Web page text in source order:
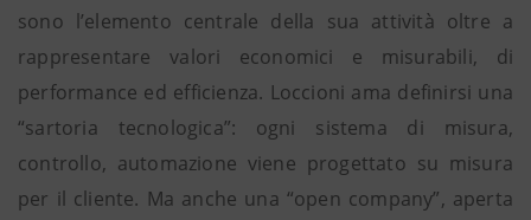
sono l’elemento centrale della sua attività oltre a
rappresentare valori economici e misurabili, di
performance ed efficienza. Loccioni ama definirsi una
“sartoria tecnologica”: ogni sistema di misura,
controllo, automazione viene progettato su misura
per il cliente. Ma anche una “open company”, aperta